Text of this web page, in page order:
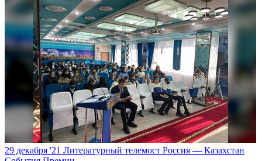
29 декабря '21 Литературный телемост Россия — Казахстан